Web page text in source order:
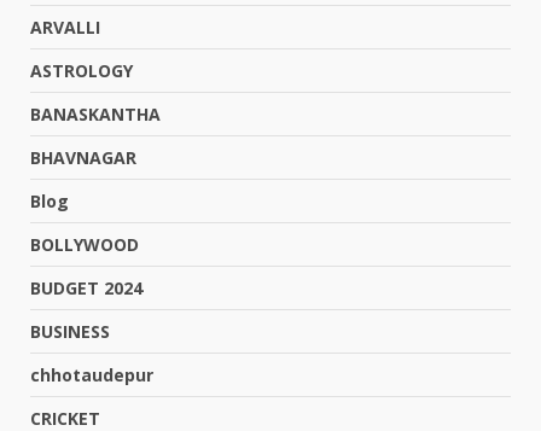
ARVALLI
ASTROLOGY
BANASKANTHA
BHAVNAGAR
Blog
BOLLYWOOD
BUDGET 2024
BUSINESS
chhotaudepur
CRICKET